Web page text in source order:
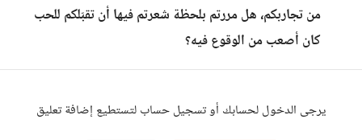
من تجاربكم، هل مررتم بلحظة شعرتم فيها أن تقبّلكم للحب
كان أصعب من الوقوع فيه؟
يرجى الدخول لحسابك أو تسجيل حساب لتستطيع إضافة تعليق